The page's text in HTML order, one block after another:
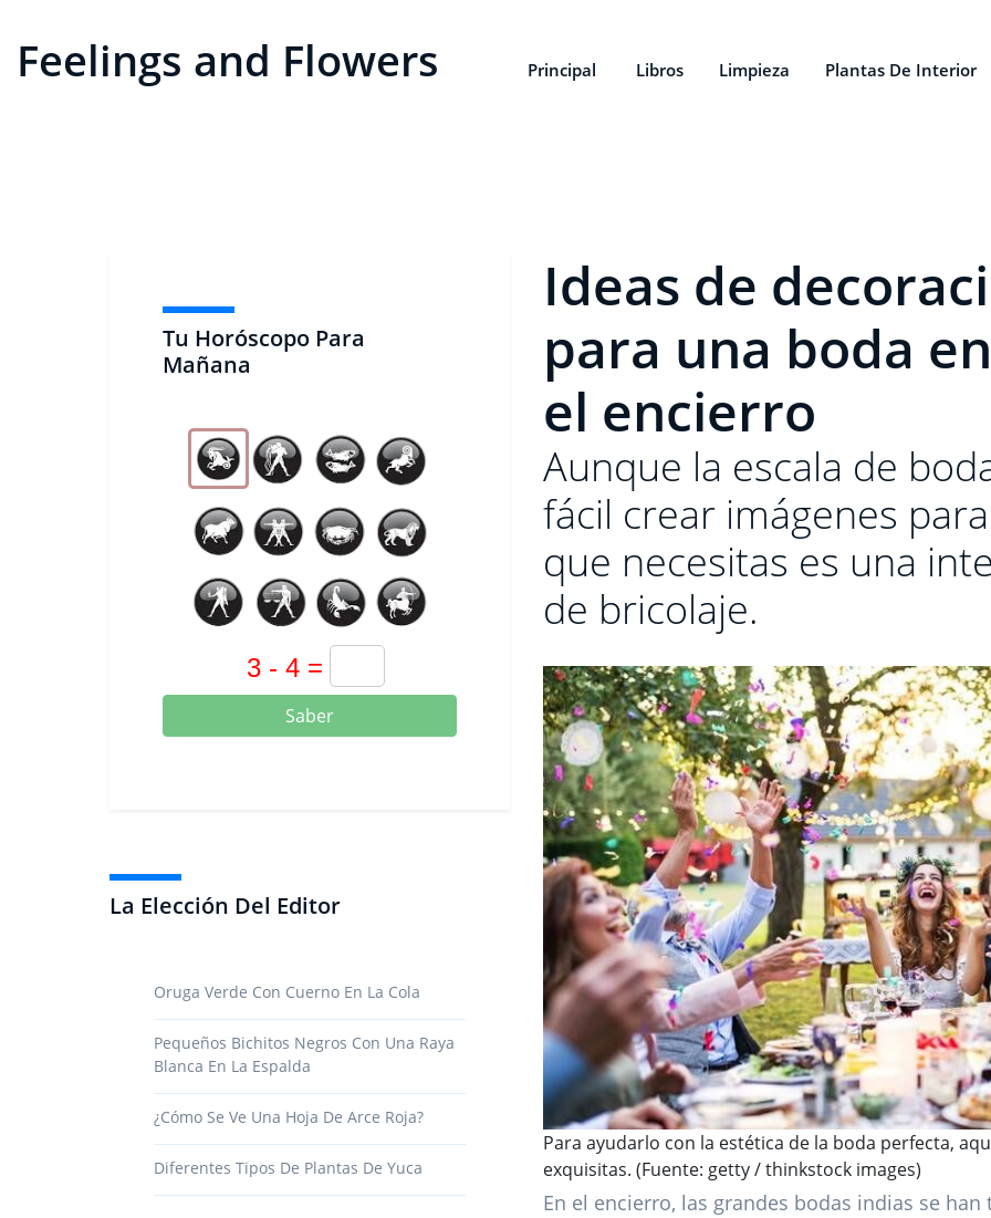
Feelings and Flowers Principal Libros Limpieza Plantas De Interior
Tu Horóscopo Para
Mañana
Saber
La Elección Del Editor
Oruga Verde Con Cuerno En La Cola
Pequeños Bichitos Negros Con Una Raya
Blanca En La Espalda
¿Cómo Se Ve Una Hoja De Arce Roja?
Diferentes Tipos De Plantas De Yuca
Ideas de
para una boda
el encierro
Aunque la escala de
fácil crear imágenes
que necesitas es una
de bricolaje.
Para ayudarlo con la estética de la boda perfecta,
exquisitas. (Fuente: getty / thinkstock images)
En el encierro, las grandes bodas indias se